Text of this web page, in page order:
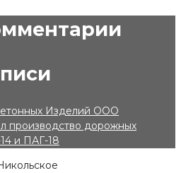
Изделий ООО
производство дорожных
и ПАГ-18